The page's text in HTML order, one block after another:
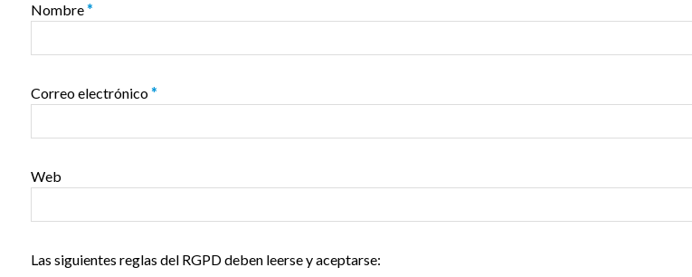
Nombre*
Correo electrónico*
Web
Las siguientes reglas del RGPD deben leerse y aceptarse: